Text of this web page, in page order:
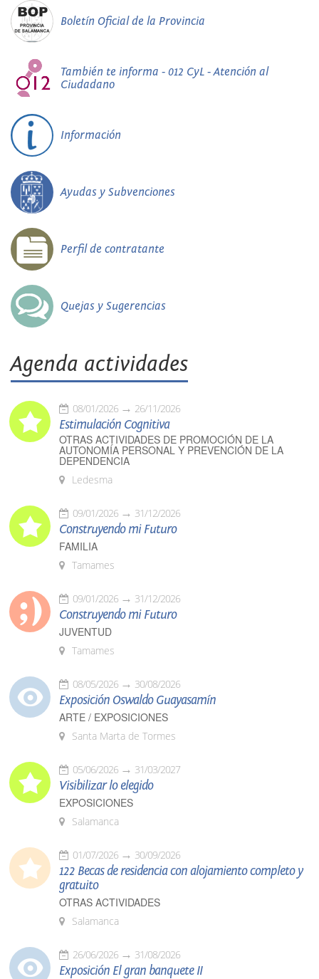
Boletín Oficial de la Provincia
También te informa - 012 CyL - Atención al
Ciudadano
Información
Ayudas y Subvenciones
Perfil de contratante
Quejas y Sugerencias
Agenda actividades
08/01/2026 26/11/2026
Estimulación Cognitiva
OTRAS ACTIVIDADES DE PROMOCIÓN DE LA
AUTONOMÍA PERSONAL Y PREVENCIÓN DE LA
DEPENDENCIA
Ledesma
09/01/2026 31/12/2026
Construyendo mi Futuro
FAMILIA
Tamames
09/01/2026 31/12/2026
Construyendo mi Futuro
JUVENTUD
Tamames
08/05/2026 30/08/2026
Exposición Oswaldo Guayasamín
ARTE / EXPOSICIONES
Santa Marta de Tormes
05/06/2026 31/03/2027
Visibilizar lo elegido
EXPOSICIONES
Salamanca
01/07/2026 30/09/2026
122 Becas de residencia con alojamiento completo y
gratuito
OTRAS ACTIVIDADES
Salamanca
26/06/2026 31/08/2026
Exposición El gran banquete II